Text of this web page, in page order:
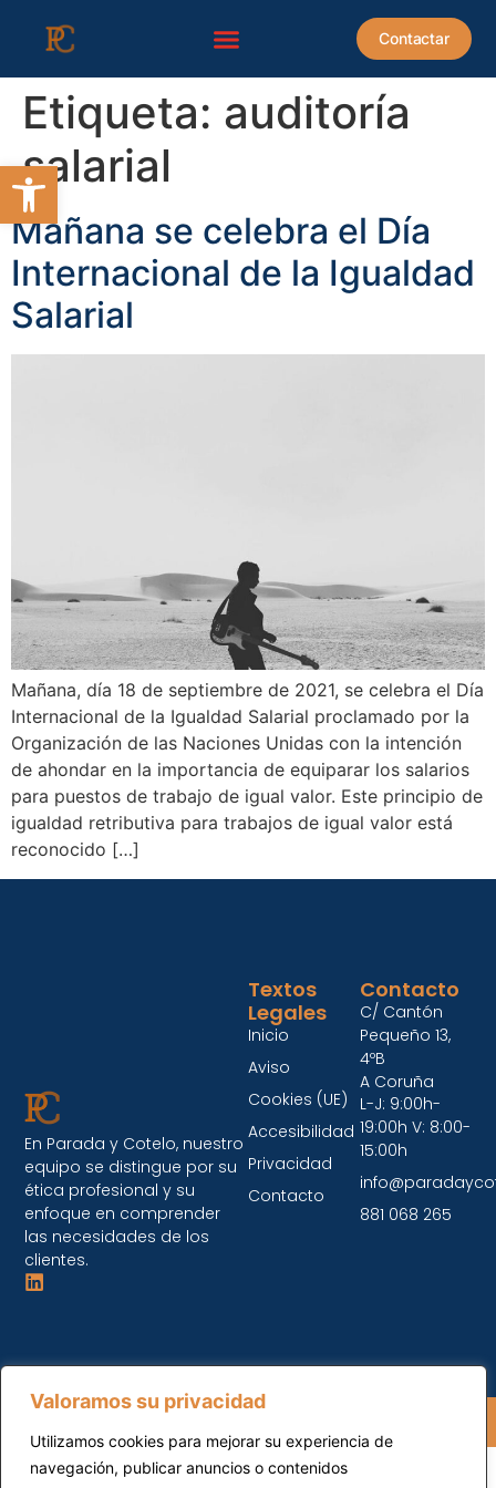
Abrir barra de herramientas
Valoramos su privacidad
Utilizamos cookies para mejorar su experiencia de
navegación, publicar anuncios o contenidos
Contactar
Etiqueta: auditoría
salarial
Mañana se celebra el Día
Internacional de la Igualdad
Salarial
Mañana, día 18 de septiembre de 2021, se celebra el Día
Internacional de la Igualdad Salarial proclamado por la
Organización de las Naciones Unidas con la intención
de ahondar en la importancia de equiparar los salarios
para puestos de trabajo de igual valor. Este principio de
igualdad retributiva para trabajos de igual valor está
reconocido […]
En Parada y Cotelo, nuestro
equipo se distingue por su
ética profesional y su
enfoque en comprender
las necesidades de los
clientes.
Contacto
C/ Cantón
Pequeño 13,
4ºB
A Coruña
L-J: 9:00h-
19:00h V: 8:00-
15:00h
881 068 265
Textos
Legales
Inicio
Aviso
Cookies (UE)
Accesibilidad
Privacidad
Contacto
Parada y Cotelo © 2026 Todos los Derechos
Reservados.